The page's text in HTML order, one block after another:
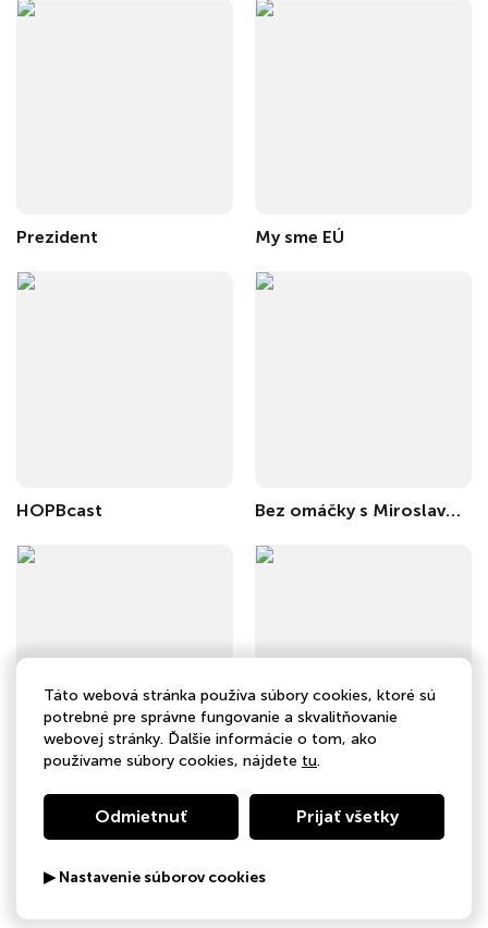
Prezident My sme EÚ
HOPBcast Bez omáčky s Miroslavom Čimom
Táto webová stránka používa súbory cookies, ktoré sú
potrebné pre správne fungovanie a skvalitňovanie
webovej stránky. Ďalšie informácie o tom, ako
používame súbory cookies, nájdete tu.
Odmietnuť Prijať všetky
▶ Nastavenie súborov cookies